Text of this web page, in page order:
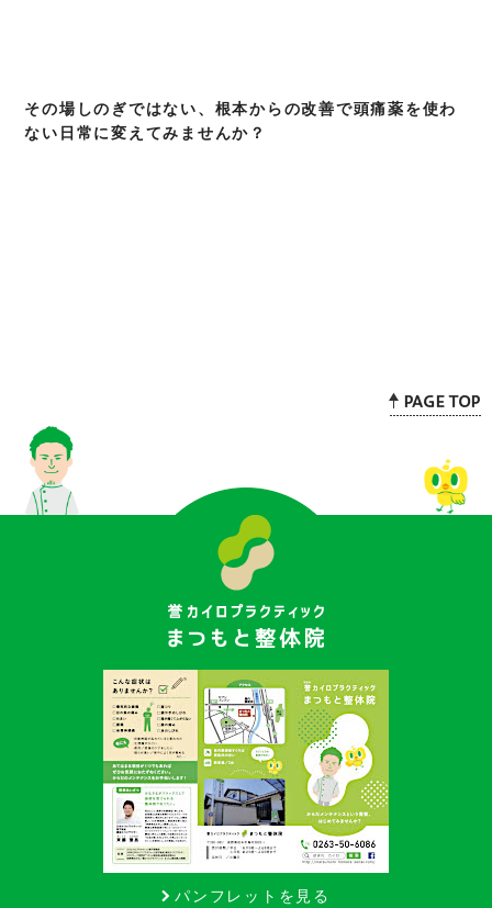
その場しのぎではない、根本からの改善で頭痛薬を使わ
ない日常に変えてみませんか？
パンフレットを見る